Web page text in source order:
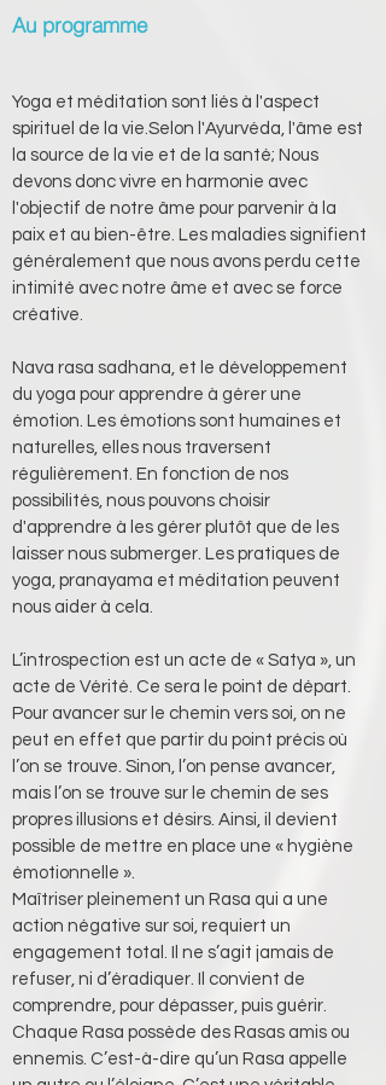
Au programme
Yoga et méditation sont liés à l'aspect
spirituel de la vie.Selon l'Ayurvéda, l'âme est
la source de la vie et de la santé; Nous
devons donc vivre en harmonie avec
l'objectif de notre âme pour parvenir à la
paix et au bien-être. Les maladies signifient
généralement que nous avons perdu cette
intimité avec notre âme et avec se force
créative.
Nava rasa sadhana, et le développement
du yoga pour apprendre à gérer une
émotion. Les émotions sont humaines et
naturelles, elles nous traversent
régulièrement. En fonction de nos
possibilités, nous pouvons choisir
d'apprendre à les gérer plutôt que de les
laisser nous submerger. Les pratiques de
yoga, pranayama et méditation peuvent
nous aider à cela.
L’introspection est un acte de « Satya », un
acte de Vérité. Ce sera le point de départ.
Pour avancer sur le chemin vers soi, on ne
peut en effet que partir du point précis où
l’on se trouve. Sinon, l’on pense avancer,
mais l’on se trouve sur le chemin de ses
propres illusions et désirs. Ainsi, il devient
possible de mettre en place une « hygiène
émotionnelle ».
Maîtriser pleinement un Rasa qui a une
action négative sur soi, requiert un
engagement total. Il ne s’agit jamais de
refuser, ni d’éradiquer. Il convient de
comprendre, pour dépasser, puis guérir.
Chaque Rasa possède des Rasas amis ou
ennemis. C’est-à-dire qu’un Rasa appelle